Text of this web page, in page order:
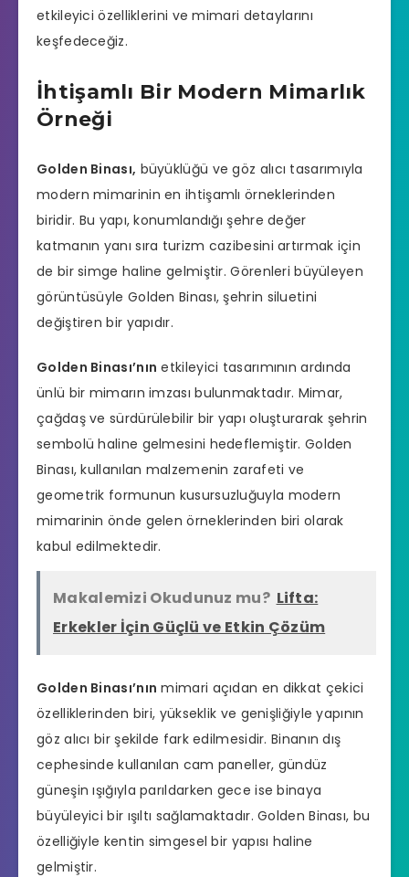
etkileyici özelliklerini ve mimari detaylarını
keşfedeceğiz.
İhtişamlı Bir Modern Mimarlık
Örneği
Golden Binası, büyüklüğü ve göz alıcı tasarımıyla
modern mimarinin en ihtişamlı örneklerinden
biridir. Bu yapı, konumlandığı şehre değer
katmanın yanı sıra turizm cazibesini artırmak için
de bir simge haline gelmiştir. Görenleri büyüleyen
görüntüsüyle Golden Binası, şehrin siluetini
değiştiren bir yapıdır.
Golden Binası’nın etkileyici tasarımının ardında
ünlü bir mimarın imzası bulunmaktadır. Mimar,
çağdaş ve sürdürülebilir bir yapı oluşturarak şehrin
sembolü haline gelmesini hedeflemiştir. Golden
Binası, kullanılan malzemenin zarafeti ve
geometrik formunun kusursuzluğuyla modern
mimarinin önde gelen örneklerinden biri olarak
kabul edilmektedir.
Makalemizi Okudunuz mu? Lifta:
Erkekler İçin Güçlü ve Etkin Çözüm
Golden Binası’nın mimari açıdan en dikkat çekici
özelliklerinden biri, yükseklik ve genişliğiyle yapının
göz alıcı bir şekilde fark edilmesidir. Binanın dış
cephesinde kullanılan cam paneller, gündüz
güneşin ışığıyla parıldarken gece ise binaya
büyüleyici bir ışıltı sağlamaktadır. Golden Binası, bu
özelliğiyle kentin simgesel bir yapısı haline
gelmiştir.